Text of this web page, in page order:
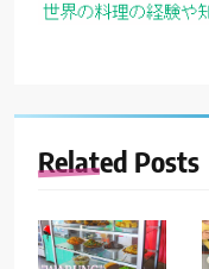
Related Posts